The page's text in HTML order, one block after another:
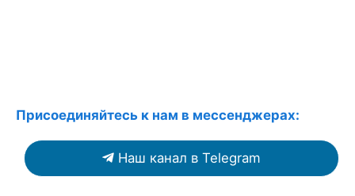
Присоединяйтесь к нам в мессенджерах:
Наш канал в Telegram